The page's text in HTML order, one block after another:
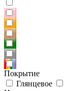
Покрытие
Глянцевое